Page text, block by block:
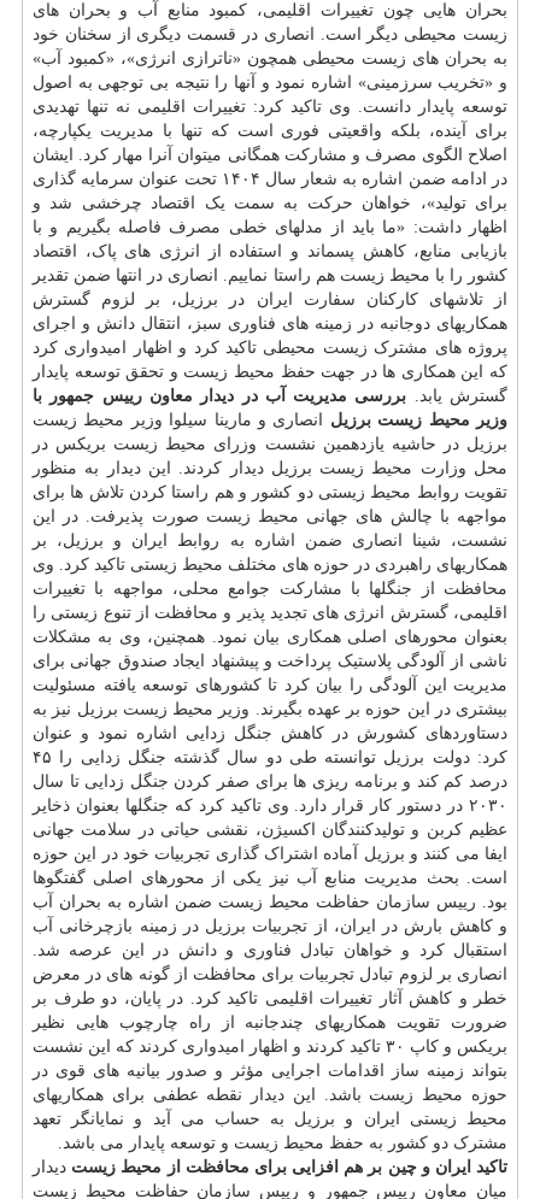
بحران هایی چون تغییرات اقلیمی، کمبود منابع آب و بحران های
زیست محیطی دیگر است. انصاری در قسمت دیگری از سخنان خود
به بحران های زیست محیطی همچون «ناترازی انرژی»، «کمبود آب»
و «تخریب سرزمینی» اشاره نمود و آنها را نتیجه بی توجهی به اصول
توسعه پایدار دانست. وی تاکید کرد: تغییرات اقلیمی نه تنها تهدیدی
برای آینده، بلکه واقعیتی فوری است که تنها با مدیریت یکپارچه،
اصلاح الگوی مصرف و مشارکت همگانی میتوان آنرا مهار کرد. ایشان
در ادامه ضمن اشاره به شعار سال ۱۴۰۴ تحت عنوان سرمایه گذاری
برای تولید»، خواهان حرکت به سمت یک اقتصاد چرخشی شد و
اظهار داشت: «ما باید از مدلهای خطی مصرف فاصله بگیریم و با
بازیابی منابع، کاهش پسماند و استفاده از انرژی های پاک، اقتصاد
کشور را با محیط زیست هم راستا نماییم. انصاری در انتها ضمن تقدیر
از تلاشهای کارکنان سفارت ایران در برزیل، بر لزوم گسترش
همکاریهای دوجانبه در زمینه های فناوری سبز، انتقال دانش و اجرای
پروژه های مشترک زیست محیطی تاکید کرد و اظهار امیدواری کرد
که این همکاری ها در جهت حفظ محیط زیست و تحقق توسعه پایدار
گسترش یابد. بررسی مدیریت آب در دیدار معاون رییس جمهور با
وزیر محیط زیست برزیل انصاری و مارینا سیلوا وزیر محیط زیست
برزیل در حاشیه یازدهمین نشست وزرای محیط زیست بریکس در
محل وزارت محیط زیست برزیل دیدار کردند. این دیدار به منظور
تقویت روابط محیط زیستی دو کشور و هم راستا کردن تلاش ها برای
مواجهه با چالش های جهانی محیط زیست صورت پذیرفت. در این
نشست، شینا انصاری ضمن اشاره به روابط ایران و برزیل، بر
همکاریهای راهبردی در حوزه های مختلف محیط زیستی تاکید کرد. وی
محافظت از جنگلها با مشارکت جوامع محلی، مواجهه با تغییرات
اقلیمی، گسترش انرژی های تجدید پذیر و محافظت از تنوع زیستی را
بعنوان محورهای اصلی همکاری بیان نمود. همچنین، وی به مشکلات
ناشی از آلودگی پلاستیک پرداخت و پیشنهاد ایجاد صندوق جهانی برای
مدیریت این آلودگی را بیان کرد تا کشورهای توسعه یافته مسئولیت
بیشتری در این حوزه بر عهده بگیرند. وزیر محیط زیست برزیل نیز به
دستاوردهای کشورش در کاهش جنگل زدایی اشاره نمود و عنوان
کرد: دولت برزیل توانسته طی دو سال گذشته جنگل زدایی را ۴۵
درصد کم کند و برنامه ریزی ها برای صفر کردن جنگل زدایی تا سال
۲۰۳۰ در دستور کار قرار دارد. وی تاکید کرد که جنگلها بعنوان ذخایر
عظیم کربن و تولیدکنندگان اکسیژن، نقشی حیاتی در سلامت جهانی
ایفا می کنند و برزیل آماده اشتراک گذاری تجربیات خود در این حوزه
است. بحث مدیریت منابع آب نیز یکی از محورهای اصلی گفتگوها
بود. رییس سازمان حفاظت محیط زیست ضمن اشاره به بحران آب
و کاهش بارش در ایران، از تجربیات برزیل در زمینه بازچرخانی آب
استقبال کرد و خواهان تبادل فناوری و دانش در این عرصه شد.
انصاری بر لزوم تبادل تجربیات برای محافظت از گونه های در معرض
خطر و کاهش آثار تغییرات اقلیمی تاکید کرد. در پایان، دو طرف بر
ضرورت تقویت همکاریهای چندجانبه از راه چارچوب هایی نظیر
بریکس و کاپ ۳۰ تاکید کردند و اظهار امیدواری کردند که این نشست
بتواند زمینه ساز اقدامات اجرایی مؤثر و صدور بیانیه های قوی در
حوزه محیط زیست باشد. این دیدار نقطه عطفی برای همکاریهای
محیط زیستی ایران و برزیل به حساب می آید و نمایانگر تعهد
مشترک دو کشور به حفظ محیط زیست و توسعه پایدار می باشد.
تاکید ایران و چین بر هم افزایی برای محافظت از محیط زیست دیدار
میان معاون رییس جمهور و رییس سازمان حفاظت محیط زیست